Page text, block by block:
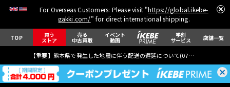
For Overseas Customers: Please visit "https://global.ikebe-
gakki.com/" for direct international shipping.
TOP 買う
ストア
売る
中古買取
イベント
動画
学割
サービス 店舗一覧
【重要】熊本県で発生した地震に伴う配送の遅延について(07月29日